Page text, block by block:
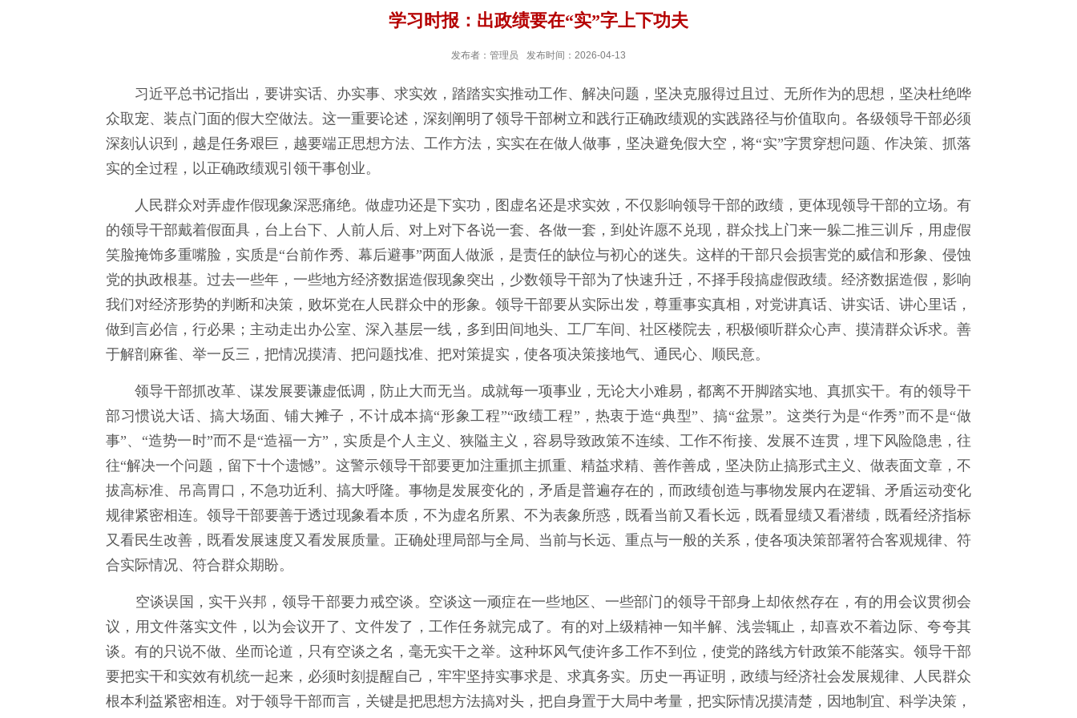
学习时报：出政绩要在“实”字上下功夫
发布者：管理员 发布时间：2026-04-13
习近平总书记指出，要讲实话、办实事、求实效，踏踏实实推动工作、解决问题，坚决克服得过且过、无所作为的思想，坚决杜绝哗
众取宠、装点门面的假大空做法。这一重要论述，深刻阐明了领导干部树立和践行正确政绩观的实践路径与价值取向。各级领导干部必须
深刻认识到，越是任务艰巨，越要端正思想方法、工作方法，实实在在做人做事，坚决避免假大空，将“实”字贯穿想问题、作决策、抓落
实的全过程，以正确政绩观引领干事创业。
人民群众对弄虚作假现象深恶痛绝。做虚功还是下实功，图虚名还是求实效，不仅影响领导干部的政绩，更体现领导干部的立场。有
的领导干部戴着假面具，台上台下、人前人后、对上对下各说一套、各做一套，到处许愿不兑现，群众找上门来一躲二推三训斥，用虚假
笑脸掩饰多重嘴脸，实质是“台前作秀、幕后避事”两面人做派，是责任的缺位与初心的迷失。这样的干部只会损害党的威信和形象、侵蚀
党的执政根基。过去一些年，一些地方经济数据造假现象突出，少数领导干部为了快速升迁，不择手段搞虚假政绩。经济数据造假，影响
我们对经济形势的判断和决策，败坏党在人民群众中的形象。领导干部要从实际出发，尊重事实真相，对党讲真话、讲实话、讲心里话，
做到言必信，行必果；主动走出办公室、深入基层一线，多到田间地头、工厂车间、社区楼院去，积极倾听群众心声、摸清群众诉求。善
于解剖麻雀、举一反三，把情况摸清、把问题找准、把对策提实，使各项决策接地气、通民心、顺民意。
领导干部抓改革、谋发展要谦虚低调，防止大而无当。成就每一项事业，无论大小难易，都离不开脚踏实地、真抓实干。有的领导干
部习惯说大话、搞大场面、铺大摊子，不计成本搞“形象工程”“政绩工程”，热衷于造“典型”、搞“盆景”。这类行为是“作秀”而不是“做
事”、“造势一时”而不是“造福一方”，实质是个人主义、狭隘主义，容易导致政策不连续、工作不衔接、发展不连贯，埋下风险隐患，往
往“解决一个问题，留下十个遗憾”。这警示领导干部要更加注重抓主抓重、精益求精、善作善成，坚决防止搞形式主义、做表面文章，不
拔高标准、吊高胃口，不急功近利、搞大呼隆。事物是发展变化的，矛盾是普遍存在的，而政绩创造与事物发展内在逻辑、矛盾运动变化
规律紧密相连。领导干部要善于透过现象看本质，不为虚名所累、不为表象所惑，既看当前又看长远，既看显绩又看潜绩，既看经济指标
又看民生改善，既看发展速度又看发展质量。正确处理局部与全局、当前与长远、重点与一般的关系，使各项决策部署符合客观规律、符
合实际情况、符合群众期盼。
空谈误国，实干兴邦，领导干部要力戒空谈。空谈这一顽症在一些地区、一些部门的领导干部身上却依然存在，有的用会议贯彻会
议，用文件落实文件，以为会议开了、文件发了，工作任务就完成了。有的对上级精神一知半解、浅尝辄止，却喜欢不着边际、夸夸其
谈。有的只说不做、坐而论道，只有空谈之名，毫无实干之举。这种坏风气使许多工作不到位，使党的路线方针政策不能落实。领导干部
要把实干和实效有机统一起来，必须时刻提醒自己，牢牢坚持实事求是、求真务实。历史一再证明，政绩与经济社会发展规律、人民群众
根本利益紧密相连。对于领导干部而言，关键是把思想方法搞对头，把自身置于大局中考量，把实际情况摸清楚，因地制宜、科学决策，